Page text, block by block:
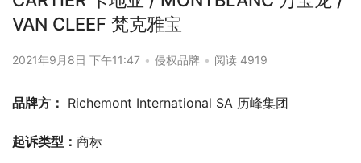
VAN CLEEF 梵克雅宝
2021年9月8日 下午11:47 • 侵权品牌 • 阅读 4919
品牌方： Richemont International SA 历峰集团
起诉类型： 商标